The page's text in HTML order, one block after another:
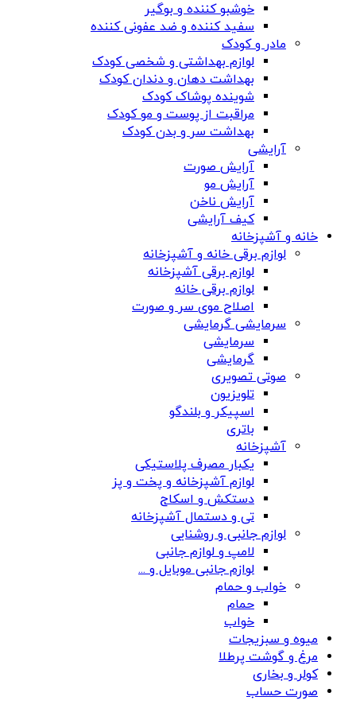
خوشبو کننده و بوگیر
سفید کننده و ضد عفونی کننده
مادر و کودک
لوازم بهداشتی و شخصی کودک
بهداشت دهان و دندان کودک
شوینده پوشاک کودک
مراقبت از پوست و مو کودک
بهداشت سر و بدن کودک
آرایشی
آرایش صورت
آرایش مو
آرایش ناخن
کیف آرایشی
خانه و آشپزخانه
لوازم برقی خانه و آشپزخانه
لوازم برقی آشپزخانه
لوازم برقی خانه
اصلاح موی سر و صورت
سرمایشی گرمایشی
سرمایشی
گرمایشی
صوتی تصویری
تلویزیون
اسپیکر و بلندگو
باتری
آشپزخانه
یکبار مصرف پلاستیکی
لوازم آشپزخانه و پخت و پز
دستکش و اسکاج
تی و دستمال آشپزخانه
لوازم جانبی و روشنایی
لامپ و لوازم جانبی
لوازم جانبی موبایل و ...
خواب و حمام
حمام
خواب
میوه و سبزیجات
مرغ و گوشت پرطلا
کولر و بخاری
صورت حساب